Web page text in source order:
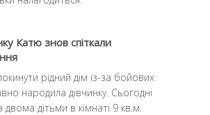
Катю знов спіткали
рідний дім із-за бойових
народила дівчинку. Сьогодні
дітьми в кімнаті 9 кв.м.